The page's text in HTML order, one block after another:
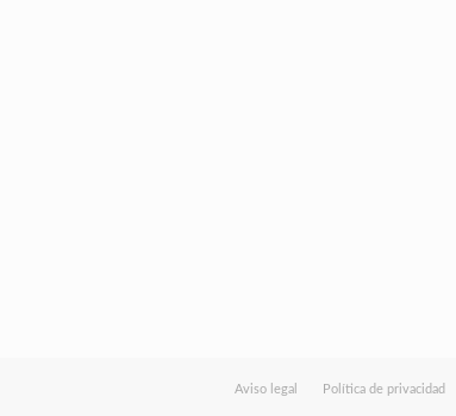
Aviso legal Política de privacidad